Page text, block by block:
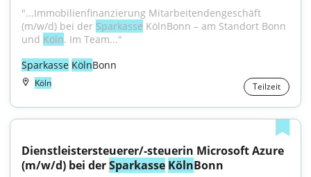
"...Immobilienfinanzierung Mitarbeitendengeschäft
(m/w/d) bei der Sparkasse KölnBonn – am Standort Bonn
und Köln. Im Team..."
Sparkasse KölnBonn
Köln Teilzeit
Dienstleistersteuerer/-steuerin Microsoft Azure
(m/w/d) bei der Sparkasse KölnBonn